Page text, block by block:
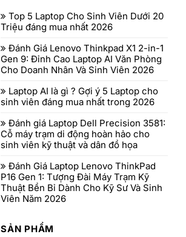
Top 5 Laptop Cho Sinh Viên Dưới 20
Triệu đáng mua nhất 2026
Đánh Giá Lenovo Thinkpad X1 2-in-1
Gen 9: Đỉnh Cao Laptop AI Văn Phòng
Cho Doanh Nhân Và Sinh Viên 2026
Laptop AI là gì ? Gợi ý 5 Laptop cho
sinh viên đáng mua nhất trong 2026
Đánh giá Laptop Dell Precision 3581:
Cỗ máy trạm di động hoàn hảo cho
sinh viên kỹ thuật và dân đồ họa
Đánh Giá Laptop Lenovo ThinkPad
P16 Gen 1: Tượng Đài Máy Trạm Kỹ
Thuật Bền Bỉ Dành Cho Kỹ Sư Và Sinh
Viên Năm 2026
SẢN PHẨM